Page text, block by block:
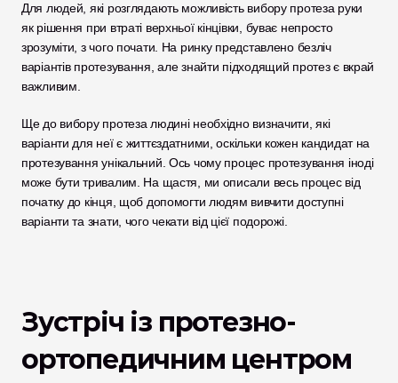
Для людей, які розглядають можливість вибору протеза руки
як рішення при втраті верхньої кінцівки, буває непросто
зрозуміти, з чого почати. На ринку представлено безліч
варіантів протезування, але знайти підходящий протез є вкрай
важливим.
Ще до вибору протеза людині необхідно визначити, які
варіанти для неї є життєздатними, оскільки кожен кандидат на
протезування унікальний. Ось чому процес протезування іноді
може бути тривалим. На щастя, ми описали весь процес від
початку до кінця, щоб допомогти людям вивчити доступні
варіанти та знати, чого чекати від цієї подорожі.
Зустріч із протезно-
ортопедичним центром